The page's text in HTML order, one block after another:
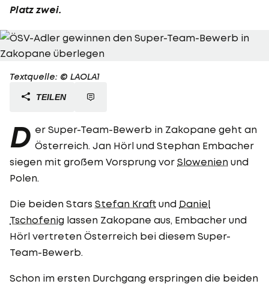
Platz zwei.
Textquelle: © LAOLA1
TEILEN
D er Super-Team-Bewerb in Zakopane geht an
Österreich. Jan Hörl und Stephan Embacher
siegen mit großem Vorsprung vor Slowenien und
Polen.
Die beiden Stars Stefan Kraft und Daniel
Tschofenig lassen Zakopane aus, Embacher und
Hörl vertreten Österreich bei diesem Super-
Team-Bewerb.
Schon im ersten Durchgang erspringen die beiden